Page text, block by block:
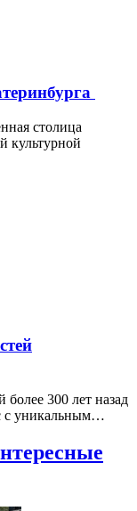
столица
культурной
300 лет назад
с уникальным…